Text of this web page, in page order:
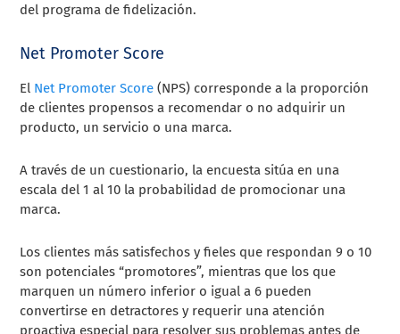
del programa de fidelización.
Net Promoter Score
El Net Promoter Score (NPS) corresponde a la proporción
de clientes propensos a recomendar o no adquirir un
producto, un servicio o una marca.
A través de un cuestionario, la encuesta sitúa en una
escala del 1 al 10 la probabilidad de promocionar una
marca.
Los clientes más satisfechos y fieles que respondan 9 o 10
son potenciales “promotores”, mientras que los que
marquen un número inferior o igual a 6 pueden
convertirse en detractores y requerir una atención
proactiva especial para resolver sus problemas antes de